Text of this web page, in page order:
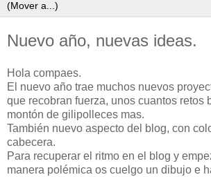
Nuevo año, nuevas ideas.
Hola compaes.
El nuevo año trae muchos nuevos
que recobran fuerza, unos cuantos retos
montón de gilipolleces mas.
También nuevo aspecto del blog, con
cabecera.
Para recuperar el ritmo en el blog y
manera polémica os cuelgo un dibujo e